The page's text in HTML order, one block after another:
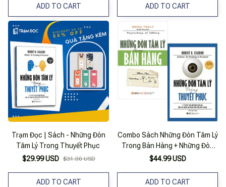
ADD TO CART ADD TO CART
Trạm Đọc | Sách - Những Đòn
Tâm Lý Trong Thuyết Phục
$29.99 USD $31.00 USD
ADD TO CART
Combo Sách Những Đòn Tâm Lý
Trong Bán Hàng + Những Đòn
Tâm Lý Trong Thuyết Phục (bộ
$44.99 USD
ADD TO CART